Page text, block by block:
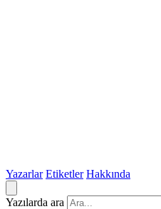
Yazarlar Etiketler Hakkında
Yazılarda ara